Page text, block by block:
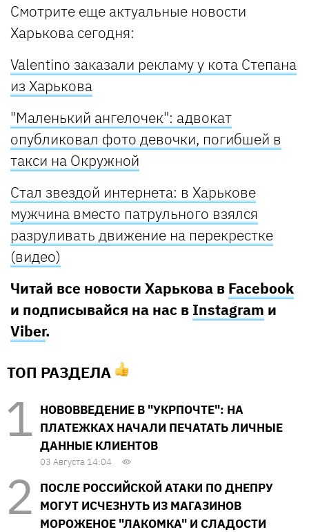
Смотрите еще актуальные новости
Харькова сегодня:
Valentino заказали рекламу у кота Степана
из Харькова
"Маленький ангелочек": адвокат
опубликовал фото девочки, погибшей в
такси на Окружной
Стал звездой интернета: в Харькове
мужчина вместо патрульного взялся
разруливать движение на перекрестке
(видео)
Читай все новости Харькова в Facebook
и подписывайся на нас в Instagram и
Viber.
ТОП РАЗДЕЛА
НОВОВВЕДЕНИЕ В "УКРПОЧТЕ": НА
ПЛАТЕЖКАХ НАЧАЛИ ПЕЧАТАТЬ ЛИЧНЫЕ
ДАННЫЕ КЛИЕНТОВ
03 Августа 14:04
ПОСЛЕ РОССИЙСКОЙ АТАКИ ПО ДНЕПРУ
МОГУТ ИСЧЕЗНУТЬ ИЗ МАГАЗИНОВ
МОРОЖЕНОЕ "ЛАКОМКА" И СЛАДОСТИ